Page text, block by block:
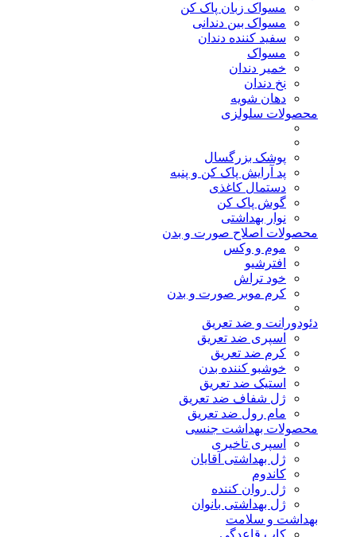
مسواک زبان پاک کن
مسواک بین دندانی
سفید کننده دندان
مسواک
خمیر دندان
نخ دندان
دهان شویه
محصولات سلولزی
پوشک بزرگسال
پد آرایش پاک کن و پنبه
دستمال کاغذی
گوش پاک کن
نوار بهداشتی
محصولات اصلاح صورت و بدن
موم و وکس
افترشیو
خود تراش
کرم موبر صورت و بدن
دئودورانت و ضد تعریق
اسپری ضد تعریق
کرم ضد تعریق
خوشبو کننده بدن
استیک ضد تعریق
ژل شفاف ضد تعریق
مام رول ضد تعریق
محصولات بهداشت جنسی
اسپری تاخیری
ژل بهداشتی آقایان
کاندوم
ژل روان کننده
ژل بهداشتی بانوان
بهداشت و سلامت
کاپ قاعدگی